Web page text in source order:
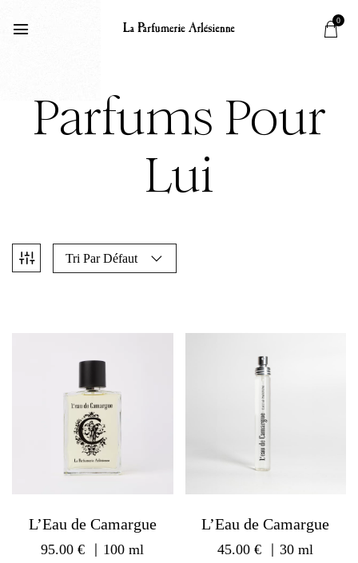
0
Parfums Pour
Lui
Tri Par Défaut
L’Eau de Camargue
95.00€ ｜100 ml
L’Eau de Camargue
45.00€ ｜30 ml